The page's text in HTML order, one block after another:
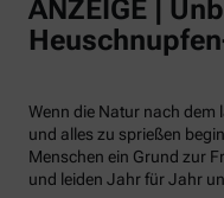
ANZEIGE |
Wenn die Natur nach dem
und alles zu sprießen
Menschen ein Grund zur
und leiden Jahr für Jahr